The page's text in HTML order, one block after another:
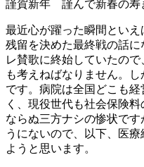
謹賀新年 謹んで新春の寿
最近心が躍った瞬間とい
残留を決めた最終戦の話
レ賛歌に終始していたの
も考えねばなりません。
です。病院は全国どこも
く、現役世代も社会保険
ならぬ三方ナシの惨状で
うにないので、以下、医
ようと思います。